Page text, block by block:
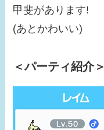
甲斐があります!
(あとかわいい)
＜パーティ紹介＞